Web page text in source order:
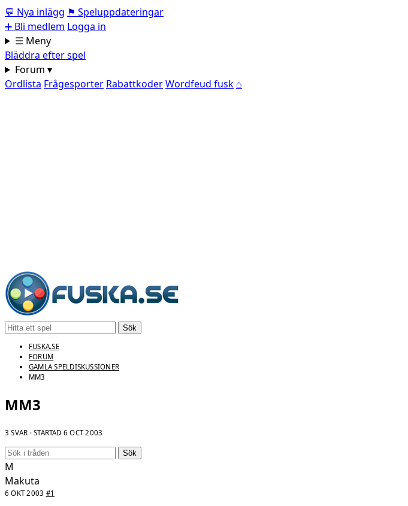
💬 Nya inlägg ⚑ Speluppdateringar
➕ Bli medlem Logga in
☰ Meny
Bläddra efter spel
Forum ▾
Ordlista Frågesporter RabattkoderWordfeud fusk ⌂
Sök
FUSKA.SE
FORUM
GAMLA SPELDISKUSSIONER
MM3
MM3
3 SVAR · STARTAD 6 OCT 2003
Sök
M
Makuta
6 OKT 2003 #1